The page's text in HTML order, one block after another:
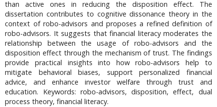
than active ones in reducing the disposition effect. The
dissertation contributes to cognitive dissonance theory in the
context of robo-advisors and proposes a refined definition of
robo-advisors. It suggests that financial literacy moderates the
relationship between the usage of robo-advisors and the
disposition effect through the mechanism of trust. The findings
provide practical insights into how robo-advisors help to
mitigate behavioral biases, support personalized financial
advice, and enhance investor welfare through trust and
education. Keywords: robo-advisors, disposition, effect, dual
process theory, financial literacy.